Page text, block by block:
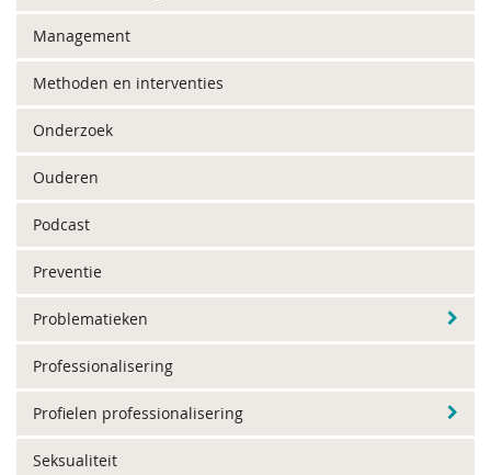
Management
Methoden en interventies
Onderzoek
Ouderen
Podcast
Preventie
Problematieken
Professionalisering
Profielen professionalisering
Seksualiteit